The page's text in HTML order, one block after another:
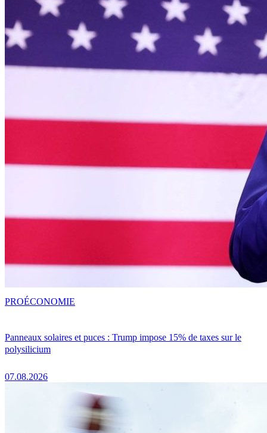
Panneaux solaires et puces : Trump impose 15% de taxes sur le
polysilicium
07.08.2026
PROÉCONOMIE